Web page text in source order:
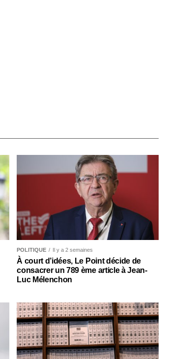
POLITIQUE Il y a 2 semaines
À court d’idées, Le Point décide de
consacrer un 789 ème article à Jean-
Luc Mélenchon